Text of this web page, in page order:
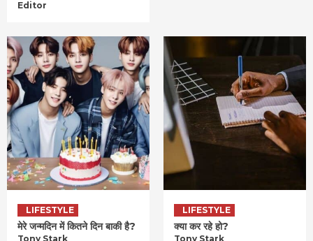
Editor
LIFESTYLE
मेरे जन्मदिन में कितने दिन बाकी है?
Tony Stark
LIFESTYLE
क्या कर रहे हो?
Tony Stark